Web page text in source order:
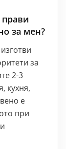
за мен?
за
2-3
кухня,
е
при